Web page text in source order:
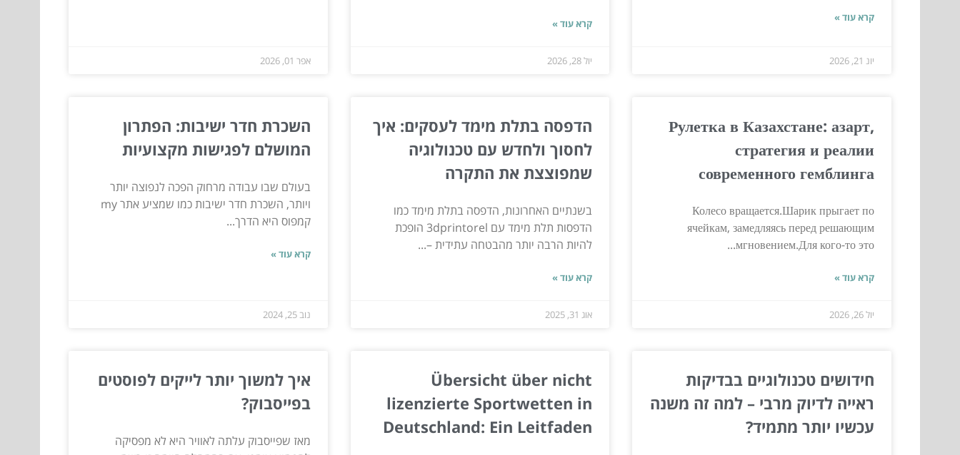
קרא עוד »
יונ 21, 2026
קרא עוד »
יול 28, 2026 אפר 01, 2026
Рулетка в Казахстане: азарт,
стратегия и реалии
современного гемблинга
Колесо вращается.Шарик прыгает по
ячейкам, замедляясь перед решающим
мгновением.Для кого-то это...
קרא עוד »
יול 26, 2026
הדפסה בתלת מימד לעסקים: איך
לחסוך ולחדש עם טכנולוגיה
שמפוצצת את התקרה
בשנתיים האחרונות, הדפסה בתלת מימד כמו
הדפסות תלת מימד עם 3dprintorel הופכת
להיות הרבה יותר מהבטחה עתידית –...
קרא עוד »
אוג 31, 2025
השכרת חדר ישיבות: הפתרון
המושלם לפגישות מקצועיות
בעולם שבו עבודה מרחוק הפכה לנפוצה יותר
ויותר, השכרת חדר ישיבות כמו שמציע אתר my
קמפוס היא הדרך...
קרא עוד »
נוב 25, 2024
חידושים טכנולוגיים בבדיקות
ראייה לדיוק מרבי – למה זה משנה
עכשיו יותר מתמיד?
Übersicht über nicht
lizenzierte Sportwetten in
Deutschland: Ein Leitfaden
איך למשוך יותר לייקים לפוסטים
בפייסבוק?
מאז שפייסבוק עלתה לאוויר היא לא מפסיקה